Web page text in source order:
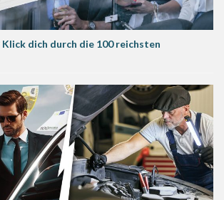
Klick dich durch die 100 reichsten